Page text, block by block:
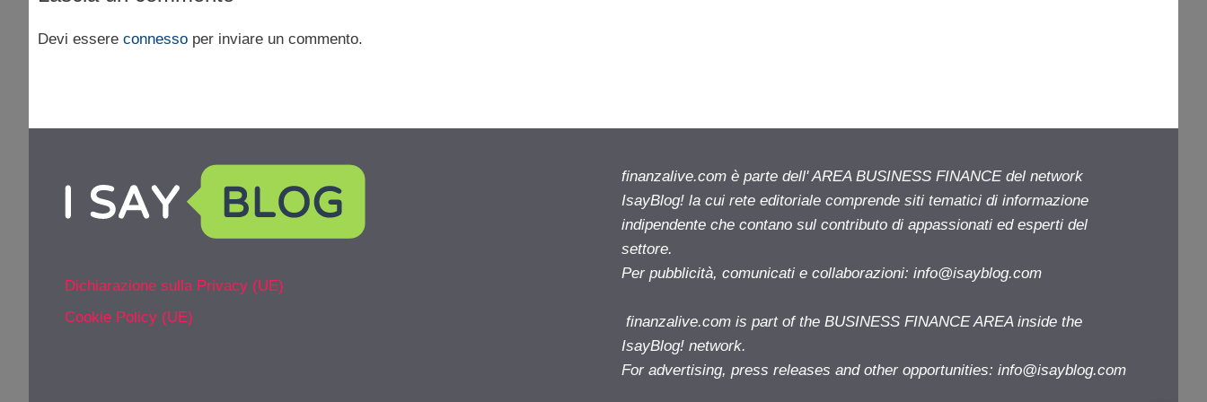
Devi essere connesso per inviare un commento.
Dichiarazione sulla Privacy (UE)
Cookie Policy (UE)
finanzalive.com è parte dell' AREA BUSINESS FINANCE del network
IsayBlog! la cui rete editoriale comprende siti tematici di informazione
indipendente che contano sul contributo di appassionati ed esperti del
settore.
Per pubblicità, comunicati e collaborazioni: info@isayblog.com
finanzalive.com is part of the BUSINESS FINANCE AREA inside the
IsayBlog! network.
For advertising, press releases and other opportunities: info@isayblog.com